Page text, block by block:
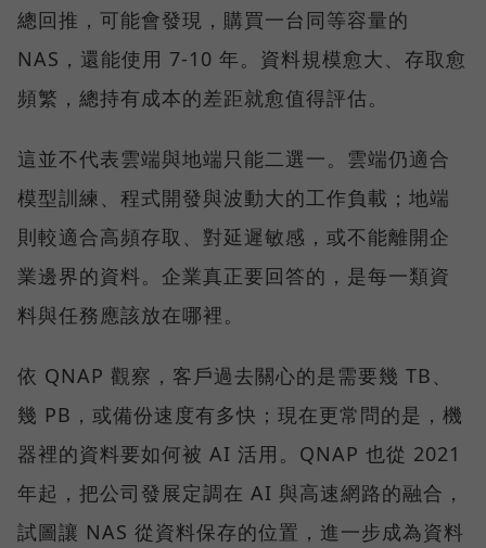
總回推，可能會發現，購買一台同等容量的
NAS，還能使用 7-10 年。資料規模愈大、存取愈
頻繁，總持有成本的差距就愈值得評估。
這並不代表雲端與地端只能二選一。雲端仍適合
模型訓練、程式開發與波動大的工作負載；地端
則較適合高頻存取、對延遲敏感，或不能離開企
業邊界的資料。企業真正要回答的，是每一類資
料與任務應該放在哪裡。
依 QNAP 觀察，客戶過去關心的是需要幾 TB、
幾 PB，或備份速度有多快；現在更常問的是，機
器裡的資料要如何被 AI 活用。QNAP 也從 2021
年起，把公司發展定調在 AI 與高速網路的融合，
試圖讓 NAS 從資料保存的位置，進一步成為資料